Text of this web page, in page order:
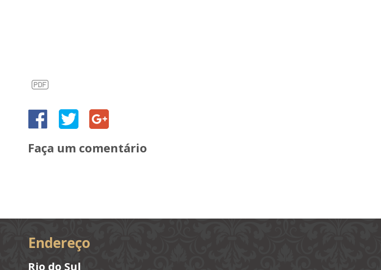
Faça um comentário
Endereço
Rio do Sul